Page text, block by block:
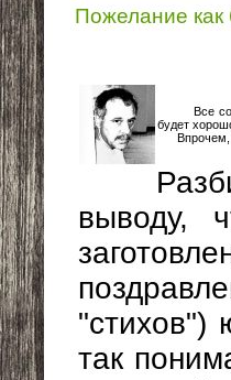
Пожелание
Все
будет
Впрочем,
выводу,
"стихов")
так